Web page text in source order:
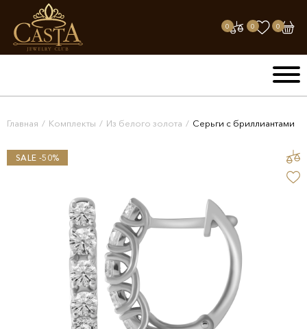
0 0 0
Главная / Комплекты / Из белого золота / Серьги с бриллиантами
SALE -50%